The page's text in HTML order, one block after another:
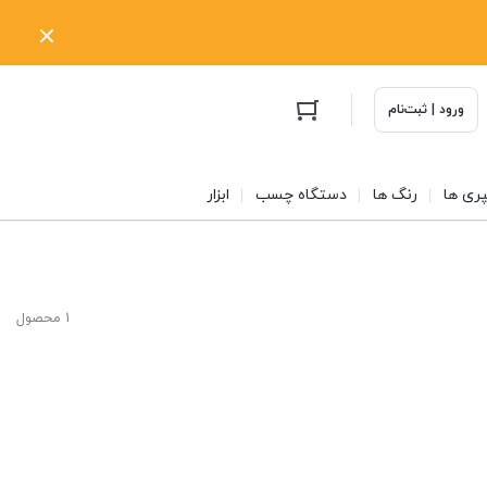
ورود | ثبت‌نام
ها رنگ ها دستگاه چسب ابزار
1 محصول